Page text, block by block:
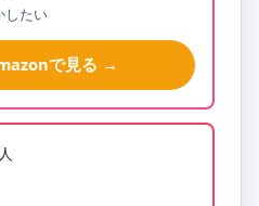
したい
で見る →